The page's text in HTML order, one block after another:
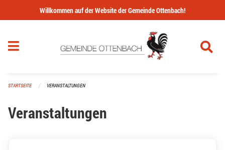
Navigation überspringen
Willkommen auf der Website der Gemeinde Ottenbach!
STARTSEITE VERANSTALTUNGEN
Veranstaltungen